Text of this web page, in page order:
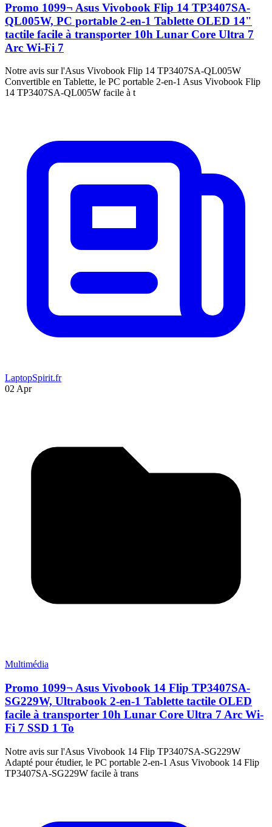
Promo 1099¬ Asus Vivobook Flip 14 TP3407SA-
QL005W, PC portable 2-en-1 Tablette OLED 14"
tactile facile à transporter 10h Lunar Core Ultra 7
Arc Wi-Fi 7
Notre avis sur l'Asus Vivobook Flip 14 TP3407SA-QL005W
Convertible en Tablette, le PC portable 2-en-1 Asus Vivobook Flip
14 TP3407SA-QL005W facile à t
LaptopSpirit.fr
02 Apr
Multimédia
Promo 1099¬ Asus Vivobook 14 Flip TP3407SA-
SG229W, Ultrabook 2-en-1 Tablette tactile OLED
facile à transporter 10h Lunar Core Ultra 7 Arc Wi-
Fi 7 SSD 1 To
Notre avis sur l'Asus Vivobook 14 Flip TP3407SA-SG229W
Adapté pour étudier, le PC portable 2-en-1 Asus Vivobook 14 Flip
TP3407SA-SG229W facile à trans